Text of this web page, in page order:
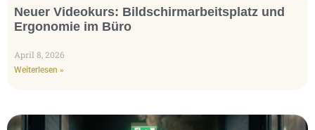
Neuer Videokurs: Bildschirmarbeitsplatz und
Ergonomie im Büro
April 8, 2026
Weiterlesen »